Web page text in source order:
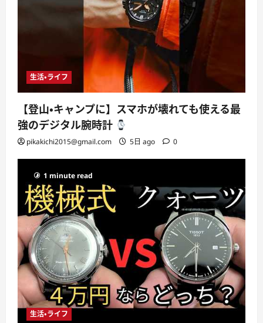
生活・ライフ
【登山・キャンプに】スマホが壊れても使える最
強のデジタル腕時計
pikakichi2015@gmail.com 5日 ago 0
1 minute read
生活・ライフ